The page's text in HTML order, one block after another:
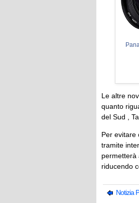
Le altre
quanto
del Sud ,
Per evitare
tramite
permetterà
riducendo
Notizia